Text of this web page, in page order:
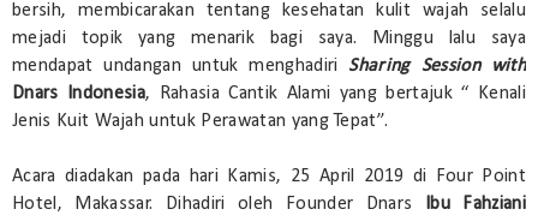
bersih, membicarakan tentang kesehatan kulit wajah selalu
mejadi topik yang menarik bagi saya. Minggu lalu saya
mendapat undangan untuk menghadiriSharing Session with
Dnars Indonesia, Rahasia Cantik Alami yang bertajuk “ Kenali
Jenis Kuit Wajah untuk Perawatan yang Tepat”.
Acara diadakan pada hari Kamis, 25 April 2019 di Four Point
Hotel, Makassar. Dihadiri oleh Founder Dnars
Ibu Fahziani